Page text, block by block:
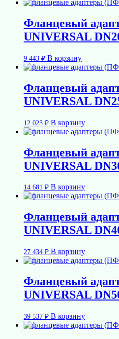
Фланцевый
UNIVERSAL
9 443 ₽ В корзину
Фланцевый
UNIVERSAL
12 023 ₽ В корзину
Фланцевый
UNIVERSAL
14 681 ₽ В корзину
Фланцевый
UNIVERSAL
27 434 ₽ В корзину
Фланцевый
UNIVERSAL
39 537 ₽ В корзину